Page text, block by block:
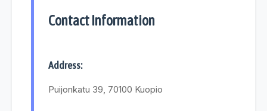
Contact Information
Address:
Puijonkatu 39, 70100 Kuopio